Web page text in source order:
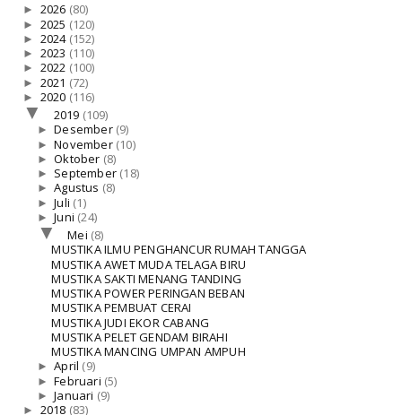
► 2026 (80)
► 2025 (120)
► 2024 (152)
► 2023 (110)
► 2022 (100)
► 2021 (72)
► 2020 (116)
▼ 2019 (109)
►Desember (9)
►November (10)
►Oktober (8)
► September (18)
►Agustus (8)
►Juli (1)
►Juni (24)
▼Mei (8)
MUSTIKA ILMU PENGHANCUR RUMAH TANGGA
MUSTIKA AWET MUDA TELAGA BIRU
MUSTIKA SAKTI MENANG TANDING
MUSTIKA POWER PERINGAN BEBAN
MUSTIKA PEMBUAT CERAI
MUSTIKA JUDI EKOR CABANG
MUSTIKA PELET GENDAM BIRAHI
MUSTIKA MANCING UMPAN AMPUH
►April (9)
►Februari (5)
►Januari (9)
► 2018 (83)